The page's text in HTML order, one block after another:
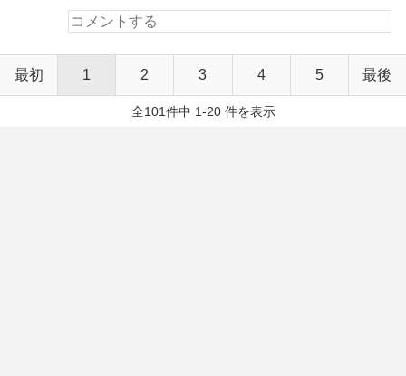
最初 1 2 3 4 5 最後
全101件中 1-20 件を表示